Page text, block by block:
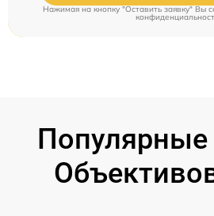
Нажимая на кнопку "Оставить заявку" Вы